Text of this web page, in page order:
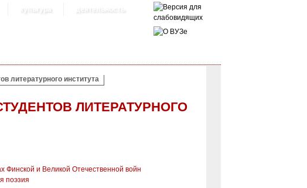
культура деятельность
литературного института
ЛИТЕРАТУРНОГО
Финской и Великой Отечественной войн
поэзия